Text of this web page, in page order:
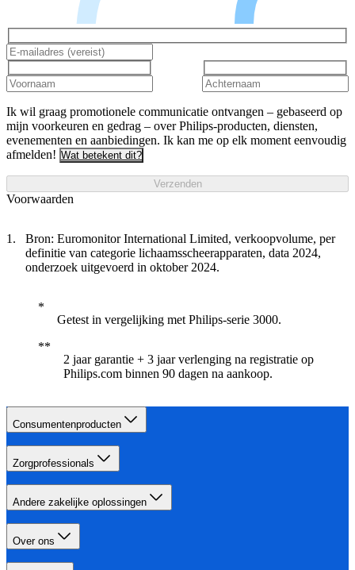
Ik wil graag promotionele communicatie ontvangen – gebaseerd op
mijn voorkeuren en gedrag – over Philips-producten, diensten,
evenementen en aanbiedingen. Ik kan me op elk moment eenvoudig
afmelden! Wat betekent dit?
Verzenden
Voorwaarden
Bron: Euromonitor International Limited, verkoopvolume, per
definitie van categorie lichaamsscheerapparaten, data 2024,
onderzoek uitgevoerd in oktober 2024.
Getest in vergelijking met Philips-serie 3000.
2 jaar garantie + 3 jaar verlenging na registratie op
Philips.com binnen 90 dagen na aankoop.​
Consumentenproducten
Zorgprofessionals
Andere zakelijke oplossingen
Over ons